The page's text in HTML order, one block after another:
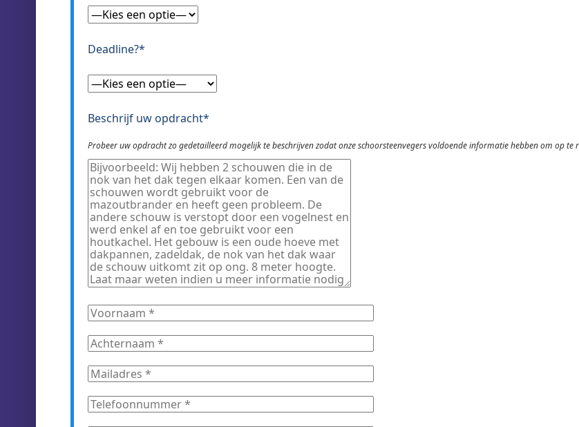
Deadline?*
Beschrijf uw opdracht*
Probeer uw opdracht zo gedetailleerd mogelijk te beschrijven zodat onze schoorsteenvegers voldoende informatie hebben om op te